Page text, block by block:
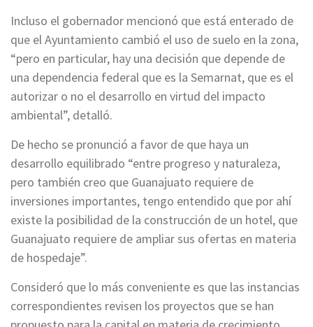
Incluso el gobernador mencionó que está enterado de
que el Ayuntamiento cambió el uso de suelo en la zona,
“pero en particular, hay una decisión que depende de
una dependencia federal que es la Semarnat, que es el
autorizar o no el desarrollo en virtud del impacto
ambiental”, detalló.
De hecho se pronunció a favor de que haya un
desarrollo equilibrado “entre progreso y naturaleza,
pero también creo que Guanajuato requiere de
inversiones importantes, tengo entendido que por ahí
existe la posibilidad de la construcción de un hotel, que
Guanajuato requiere de ampliar sus ofertas en materia
de hospedaje”.
Consideró que lo más conveniente es que las instancias
correspondientes revisen los proyectos que se han